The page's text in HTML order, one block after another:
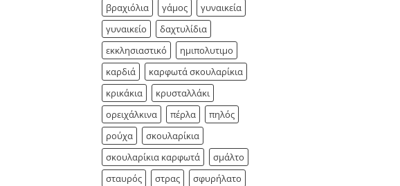
βραχιόλια
γάμος
γυναικεία
γυναικείο
δαχτυλίδια
εκκλησιαστικό
ημιπολυτιμο
καρδιά
καρφωτά σκουλαρίκια
κρικάκια
κρυσταλλάκι
ορειχάλκινα
πέρλα
πηλός
ρούχα
σκουλαρίκια
σκουλαρίκια καρφωτά
σμάλτο
σταυρός
στρας
σφυρήλατο